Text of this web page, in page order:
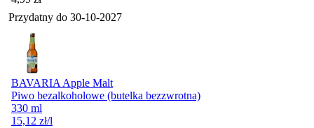
Przydatny do 30-10-2027
BAVARIA Apple Malt
Piwo bezalkoholowe (butelka bezzwrotna)
330 ml
15,12 zł/l